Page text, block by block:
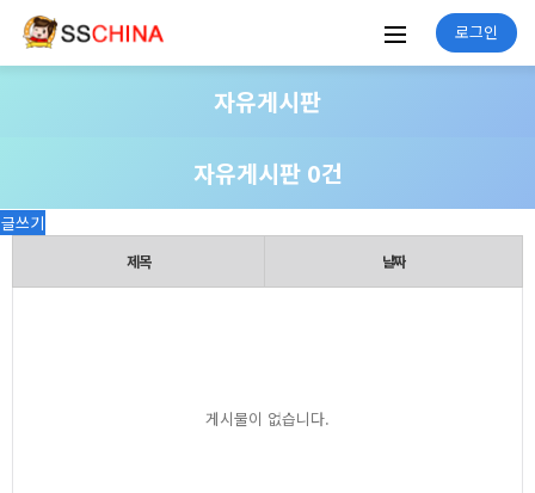
로그인
자유게시판
자유게시판 0건
글쓰기
제목 날짜
게시물이 없습니다.